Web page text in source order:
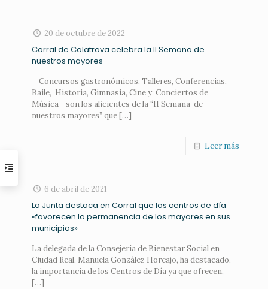
20 de octubre de 2022
Corral de Calatrava celebra la II Semana de
nuestros mayores
Concursos gastronómicos, Talleres, Conferencias,
Baile, Historia, Gimnasia, Cine y Conciertos de
Música son los alicientes de la “II Semana de
nuestros mayores” que […]
Leer más
6 de abril de 2021
La Junta destaca en Corral que los centros de día
«favorecen la permanencia de los mayores en sus
municipios»
La delegada de la Consejería de Bienestar Social en
Ciudad Real, Manuela González Horcajo, ha destacado,
la importancia de los Centros de Día ya que ofrecen,
[…]